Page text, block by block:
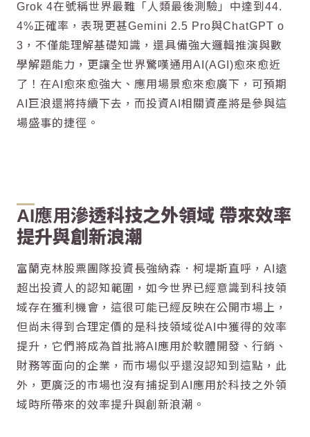
Grok 4在號稱世界最難「人類最後測驗」中達到44.
4%正確率，表現更甚Gemini 2.5 Pro與ChatGPT o
3，不僅能理解基礎知識，還具備強大邏輯推演與數
學解題能力，更讓全世界驚嘆通用AI(AGI)愈來愈近
了！在AI愈來愈強大、應用場景愈來愈廣下，可預期
AI巨浪還將持續下去，而投資AI相關資產將是參與這
場盛事的捷徑。
AI應用滲透科技之外領域 帶來效率
提升與創新浪潮
富蘭克林股票團隊投資長強納森．柯堤斯直呼，AI遠
超出投資人的認知範圍，如今世界已經意識到科技領
域存在獲利機會，這很可能已經反映在公開市場上，
但尚未得到合理定價的是科技領域從AI中獲得的效率
提升，它們將成為首批將AI應用 於軟體開發、行銷、
財務等面向的企業，而市場似乎還沒認知到這點，此
外，更廣泛的市場也沒有捕捉到 AI應用 於科技之外領
域時所帶來的效率提升與創新浪潮。